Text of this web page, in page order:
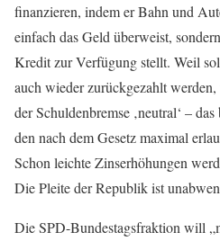
finanzieren, indem er Bahn und
einfach das Geld überweist,
Kredit zur Verfügung stellt. Weil
auch wieder zurückgezahlt
der Schuldenbremse ‚neutral‘ –
den nach dem Gesetz maximal
Schon leichte Zinserhöhungen
Die Pleite der Republik ist
Die SPD-Bundestagsfraktion will